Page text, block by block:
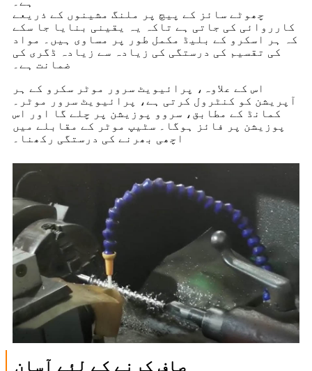
چھوٹے سائز کے پیچ پر ملنگ مشینوں کے ذریعے
کارروائی کی جاتی ہے تاکہ یہ یقینی بنایا جا سکے
کہ ہر اسکرو کے بلیڈ مکمل طور پر مساوی ہیں۔ مواد
کی تقسیم کی درستگی کی زیادہ سے زیادہ ڈگری کی
ضمانت ہے۔
اس کے علاوہ، پرائیویٹ سرور موٹر سکرو کے ہر
آپریشن کو کنٹرول کرتی ہے، پرائیویٹ سرور موٹر۔
کمانڈ کے مطابق، سروو پوزیشن پر چلے گا اور اس
پوزیشن پر فائز ہوگا۔ سٹیپ موٹر کے مقابلے میں
اچھی بھرنے کی درستگی رکھنا۔
صاف کرنے کے لئے آسان